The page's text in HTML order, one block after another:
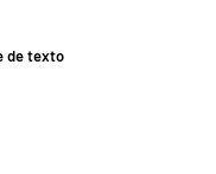
de texto